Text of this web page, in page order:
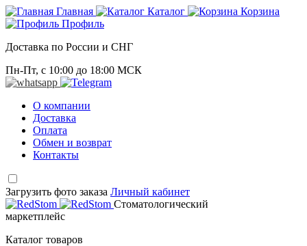
Главная Каталог
Корзина
Профиль
Доставка по России и СНГ
Пн-Пт, с 10:00 до 18:00 МСК
О компании
Доставка
Оплата
Обмен и возврат
Контакты
Загрузить фото заказа Личный кабинет
Стоматологический
маркетплейс
Каталог товаров